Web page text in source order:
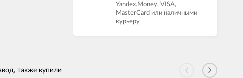
Yandex.Money, VISA,
MasterCard или наличными
курьеру
также купили